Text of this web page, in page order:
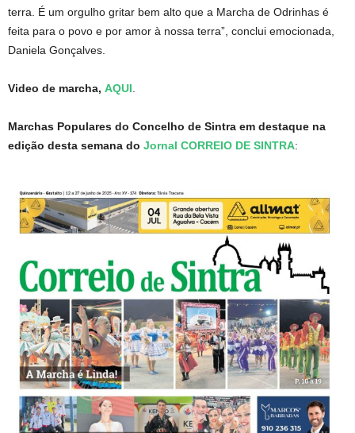
terra. É um orgulho gritar bem alto que a Marcha de Odrinhas é
feita para o povo e por amor à nossa terra”, conclui emocionada,
Daniela Gonçalves.
Video de marcha, AQUI
Marchas Populares do Concelho de Sintra em destaque na
edição desta semana do Jornal CORREIO DE SINTRA: